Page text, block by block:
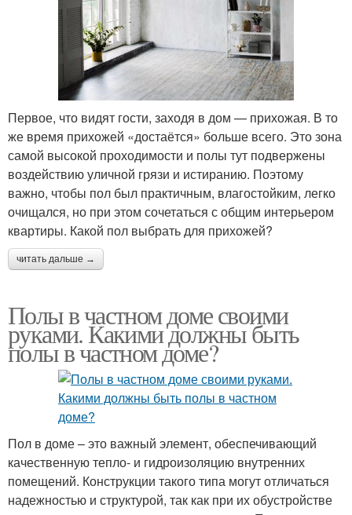
Первое, что видят гости, заходя в дом — прихожая. В то
же время прихожей «достаётся» больше всего. Это зона
самой высокой проходимости и полы тут подвержены
воздействию уличной грязи и истиранию. Поэтому
важно, чтобы пол был практичным, влагостойким, легко
очищался, но при этом сочетаться с общим интерьером
квартиры. Какой пол выбрать для прихожей?
читать дальше →
Полы в частном доме своими
руками. Какими должны быть
полы в частном доме?
Пол в доме – это важный элемент, обеспечивающий
качественную тепло- и гидроизоляцию внутренних
помещений. Конструкции такого типа могут отличаться
надежностью и структурой, так как при их обустройстве